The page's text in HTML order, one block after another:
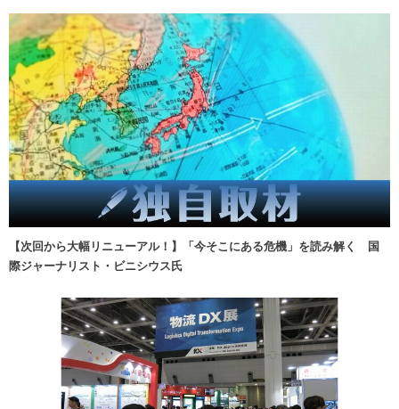
【次回から大幅リニューアル！】「今そこにある危機」を読み解く 国
際ジャーナリスト・ビニシウス氏